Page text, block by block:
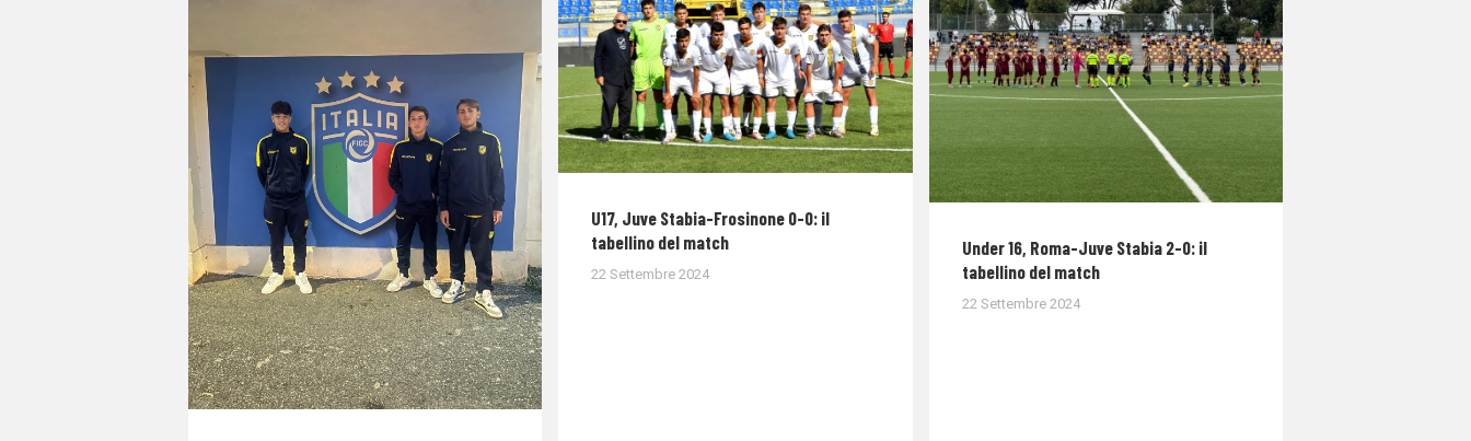
U17, Juve Stabia-Frosinone 0-0: il
tabellino del match
22 Settembre 2024
Under 16, Roma-Juve Stabia 2-0: il
tabellino del match
22 Settembre 2024